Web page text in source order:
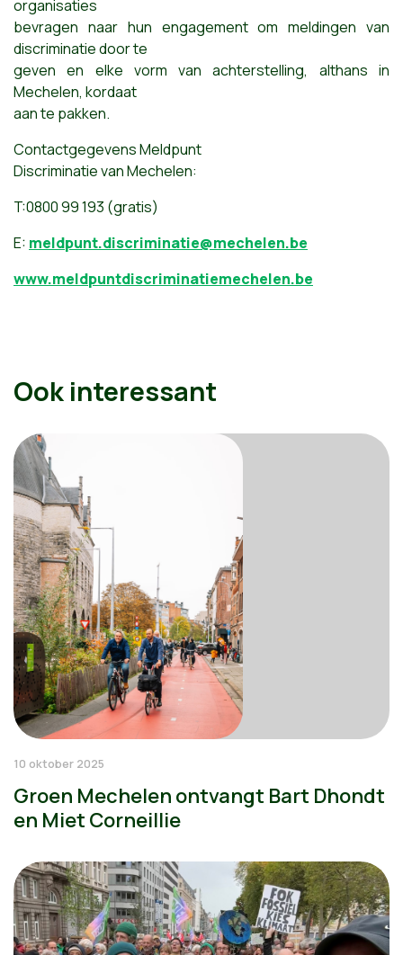
organisaties
bevragen naar hun engagement om meldingen van
discriminatie door te
geven en elke vorm van achterstelling, althans in
Mechelen, kordaat
aan te pakken.
Contactgegevens Meldpunt
Discriminatie van Mechelen:
T:0800 99 193 (gratis)
E: meldpunt.discriminatie@mechelen.be
www.meldpuntdiscriminatiemechelen.be
Ook interessant
10 oktober 2025
Groen Mechelen ontvangt Bart Dhondt
en Miet Corneillie